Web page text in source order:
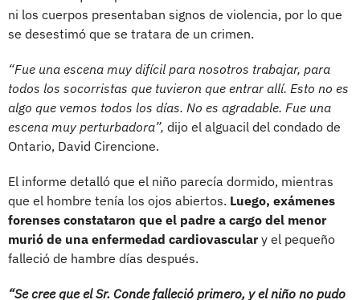
ni los cuerpos presentaban signos de violencia, por lo que
se desestimó que se tratara de un crimen.
“Fue una escena muy difícil para nosotros trabajar, para
todos los socorristas que tuvieron que entrar allí. Esto no es
algo que vemos todos los días. No es agradable. Fue una
escena muy perturbadora”, dijo el alguacil del condado de
Ontario, David Cirencione.
El informe detalló que el niño parecía dormido, mientras
que el hombre tenía los ojos abiertos. Luego, exámenes
forenses constataron que el padre a cargo del menor
murió de una enfermedad cardiovasculary el pequeño
falleció de hambre días después.
“Se cree que el Sr. Conde falleció primero, y el niño no pudo